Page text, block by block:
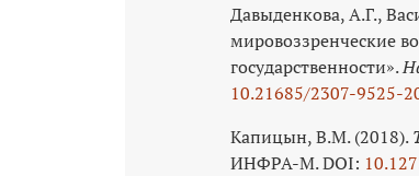
Давыденкова, А.Г.,
мировоззренческие
государственности».
10.21685/2307-9525-
Капицын, В.М. (2018).
ИНФРА-М. DOI: